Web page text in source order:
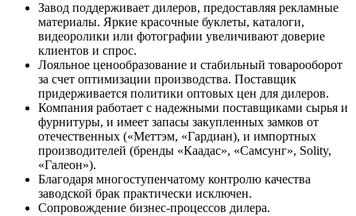
Завод поддерживает дилеров, предоставляя рекламные
материалы. Яркие красочные буклеты, каталоги,
видеоролики или фотографии увеличивают доверие
клиентов и спрос.
Лояльное ценообразование и стабильный товарооборот
за счет оптимизации производства. Поставщик
придерживается политики оптовых цен для дилеров.
Компания работает с надежными поставщиками сырья и
фурнитуры, и имеет запасы закупленных замков от
отечественных («Меттэм, «Гардиан), и импортных
производителей (бренды «Каадас», «Самсунг», Solity,
«Галеон»).
Благодаря многоступенчатому контролю качества
заводской брак практически исключен.
Сопровождение бизнес-процессов дилера.